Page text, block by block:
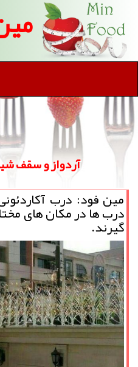
آردواز و سقف
مین فود: درب
درب ها در مكان های
گیرند.